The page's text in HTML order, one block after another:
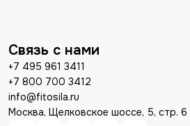
Связь с нами
+7 495 961 3411
+7 800 700 3412
info@fitosila.ru
Москва, Щелковское шоссе, 5, стр. 6